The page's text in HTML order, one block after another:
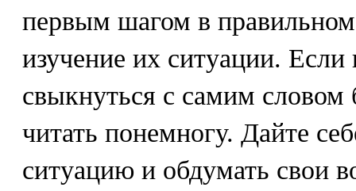
первым шагом в
изучение их ситуации. Если
свыкнуться с самим словом
читать понемногу. Дайте
ситуацию и обдумать свои